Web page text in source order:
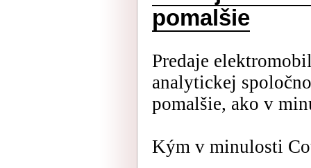
pomalšie
Predaje
analytickej
pomalšie, ako v
Kým v minulosti